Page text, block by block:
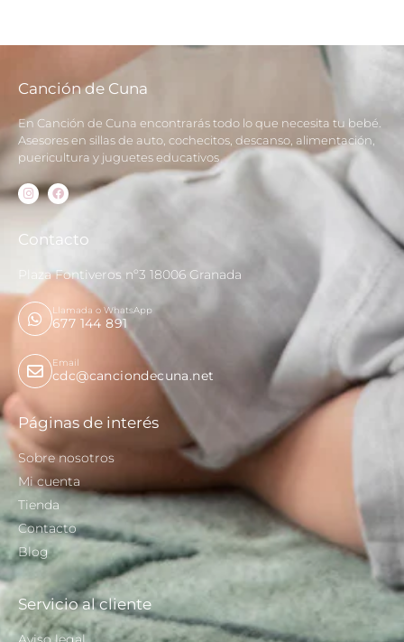
Canción de Cuna
En Canción de Cuna encontrarás todo lo que necesita tu bebé.
Asesores en sillas de auto, cochecitos, descanso, alimentación,
puericultura y juguetes educativos
Contacto
Plaza Fontiveros nº3 18006 Granada
Llamada o WhatsApp
677 144 891
Email
cdc@canciondecuna.net
Páginas de interés
Sobre nosotros
Mi cuenta
Tienda
Contacto
Blog
Servicio al cliente